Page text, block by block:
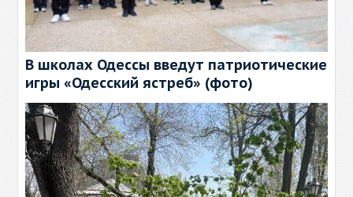
В школах Одессы введут патриотические
игры «Одесский ястреб» (фото)